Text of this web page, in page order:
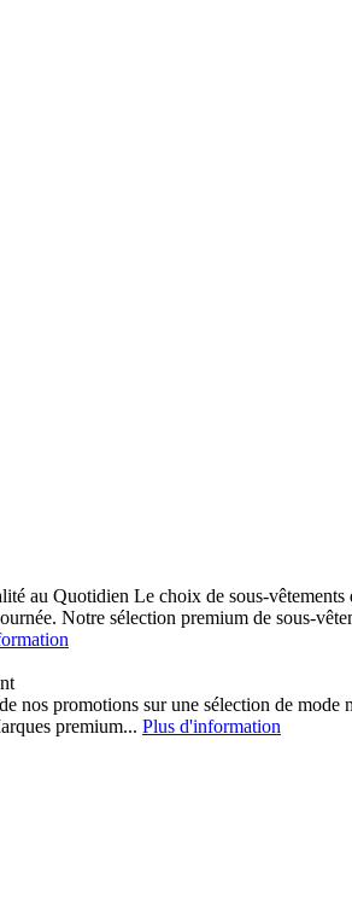
au Quotidien Le choix de sous-vêtements
Notre sélection premium de sous-
nos promotions sur une sélection de
premium... Plus d'information